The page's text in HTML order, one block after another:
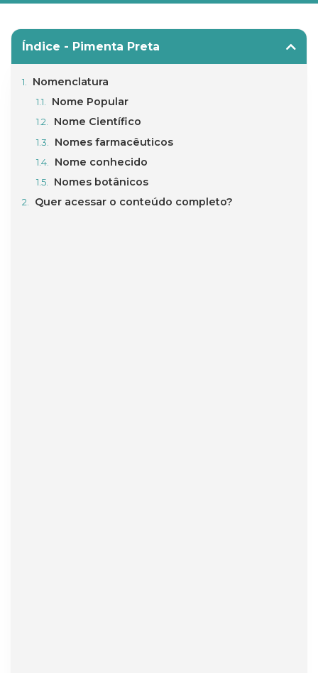
Índice - Pimenta Preta
Nomenclatura
Nome Popular
Nome Científico
Nomes farmacêuticos
Nome conhecido
Nomes botânicos
Quer acessar o conteúdo completo?